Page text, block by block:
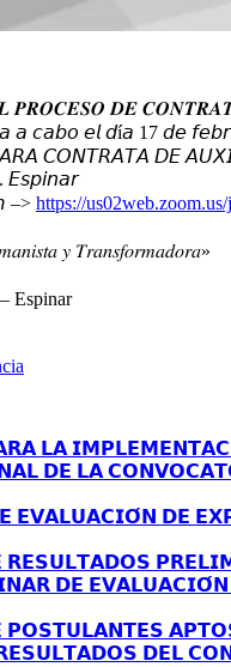
𝑷𝑹𝑶𝑪𝑬𝑺𝑶 𝑫𝑬
𝘢 𝘤𝘢𝘣𝘰 𝘦𝘭 𝘥í𝘢 17 𝘥𝘦
𝘊𝘖𝘕𝘛𝘙𝘈𝘛𝘈 𝘋𝘌
𝘌𝘴𝘱𝘪𝘯𝘢𝘳
–> https://
𝑦 𝑇𝑟𝑎𝑛𝑠𝑓𝑜𝑟𝑚𝑎𝑑𝑜𝑟𝑎»
Espinar
𝗟𝗔
𝗗𝗘 𝗟𝗔
𝗘𝗩𝗔𝗟𝗨𝗔𝗖𝗜𝗢́𝗡 𝗗𝗘
𝗥𝗘𝗦𝗨𝗟𝗧𝗔𝗗𝗢𝗦
𝗗𝗘
𝗣𝗢𝗦𝗧𝗨𝗟𝗔𝗡𝗧𝗘𝗦
𝗗𝗘𝗟